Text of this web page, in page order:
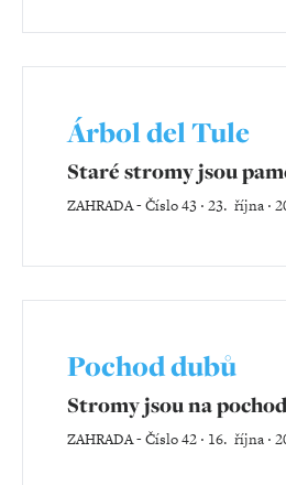
Árbol del Tule
Staré stromy jsou
ZAHRADA-Číslo 43 ‧ 23. října ‧
Pochod dubů
Stromy jsou na
ZAHRADA-Číslo 42 ‧ 16. října ‧